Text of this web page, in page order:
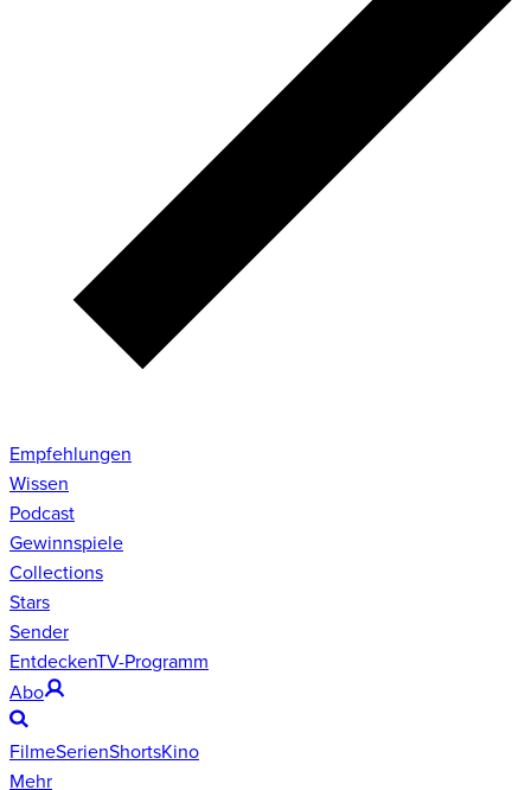
Empfehlungen
Wissen
Podcast
Gewinnspiele
Collections
Stars
Sender
EntdeckenTV-Programm
Abo
FilmeSerienShortsKino
Mehr